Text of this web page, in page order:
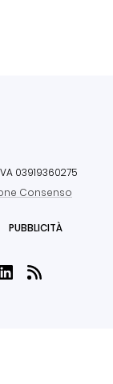
03919360275
Consenso
PUBBLICITÀ